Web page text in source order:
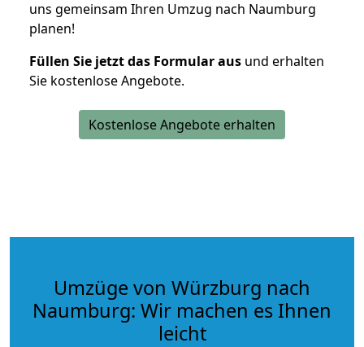
uns gemeinsam Ihren Umzug nach Naumburg
planen!
Füllen Sie jetzt das Formular aus und erhalten
Sie kostenlose Angebote.
Kostenlose Angebote erhalten
Umzüge von Würzburg nach
Naumburg: Wir machen es Ihnen
leicht